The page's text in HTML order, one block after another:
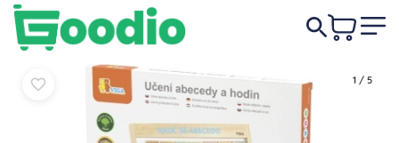
1 / 5
389 Kč Do košíku